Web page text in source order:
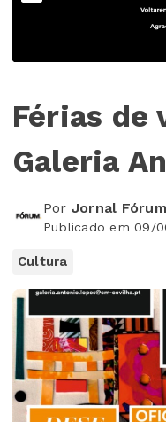
Férias de
Galeria
Por Jornal Fórum
Publicado em 09/
Cultura